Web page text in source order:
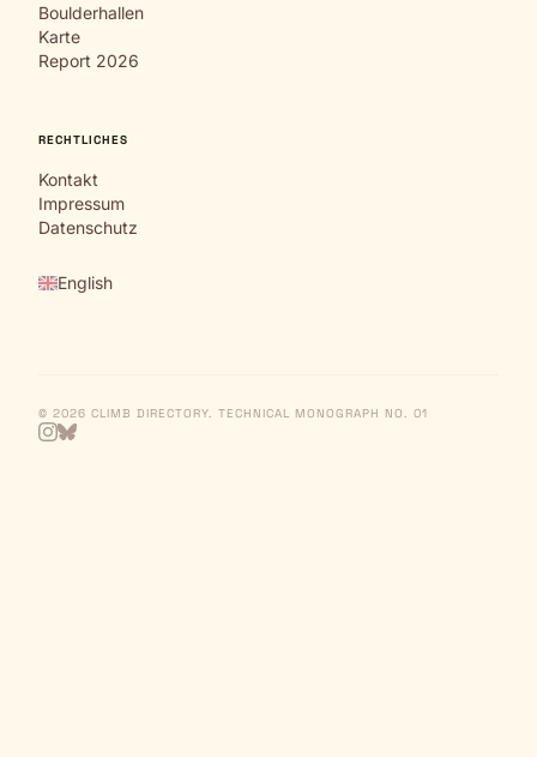
Boulderhallen
Karte
Report 2026
RECHTLICHES
Kontakt
Impressum
Datenschutz
English
© 2026 CLIMB DIRECTORY. TECHNICAL MONOGRAPH NO. 01